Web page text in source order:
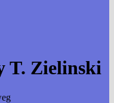
T. Zielinski